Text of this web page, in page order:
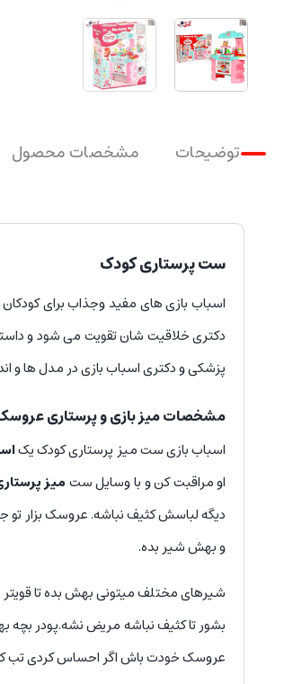
توضیحات مشخصات محصول
ست پرستاری کودک
اسباب بازی های مفید وجذاب برای کودکان
دکتری خلاقیت شان تقویت می شود و
پزشکی و دکتری اسباب بازی در مدل ها و
مشخصات میز بازی و پرستاری
اسباب بازی ست میز پرستاری کودک یک
او مراقبت کن و با وسایل ست میز
دیگه لباسش کثیف نباشه. عروسک بزار
و بهش شیر بده.
شیرهای مختلف میتونی بهش بده تا
بشور تا کثیف نباشه مریض نشه.پودر
عروسک خودت باش اگر احساس کردی تب